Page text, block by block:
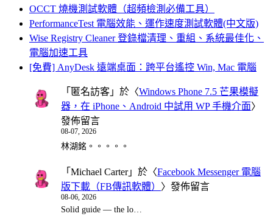
OCCT 燒機測試軟體（超頻檢測必備工具）
PerformanceTest 電腦效能、運作速度測試軟體(中文版)
Wise Registry Cleaner 登錄檔清理、重組、系統最佳化、
電腦加速工具
[免費] AnyDesk 遠端桌面：跨平台遙控 Win, Mac 電腦
「 匿名訪客 」於〈Windows Phone 7.5 芒果模擬
器，在 iPhone、Android 中試用 WP 手機介面〉
發佈留言
08-07, 2026
林湖銘。。。。。
「 Michael Carter」於〈Facebook Messenger 電腦
版下載（FB傳訊軟體） 〉發佈留言
08-06, 2026
Solid guide — the lo…